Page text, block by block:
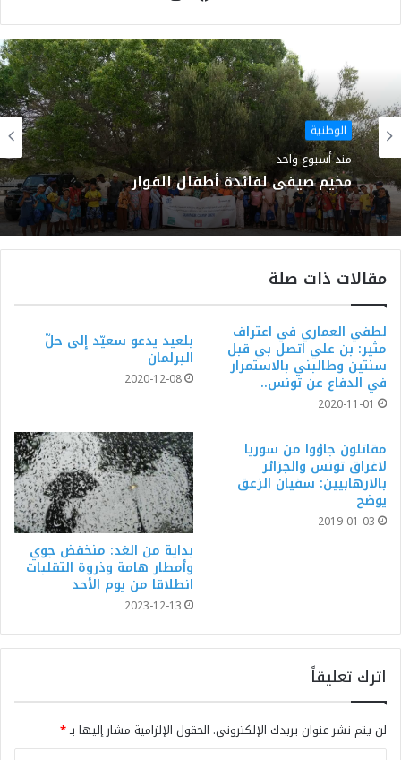
الويب
الوطنية
منذ أسبوع واحد
مخيم صيفي لفائدة أطفال الفوار
مقالات ذات صلة
لطفي العماري في اعتراف
مثير: بن علي اتصل بي قبل
سنتين وطالبني بالاستمرار
في الدفاع عن تونس..
2020-11-01
بلعيد يدعو سعيّد إلى حلّ
البرلمان
2020-12-08
مقاتلون جاؤوا من سوريا
لاغراق تونس والجزائر
بالارهابيين: سفيان الزعق
يوضح
2019-01-03
بداية من الغد: منخفض جوي
وأمطار هامة وذروة التقلبات
انطلاقا من يوم الأحد
2023-12-13
اترك تعليقاً
لن يتم نشر عنوان بريدك الإلكتروني. الحقول الإلزامية مشار إليها بـ*